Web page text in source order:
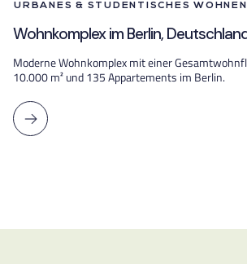
URBANES & STUDENTISCHES WOHNEN
Wohnkomplex im Berlin,
Moderne Wohnkomplex mit einer
10.000 m² und 135 Appartements im Berlin.